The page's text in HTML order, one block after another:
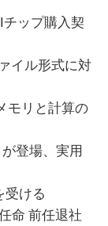
ップ購入契
イル形式に対
モリと計算の
登場、実用
受ける
命 前任退社